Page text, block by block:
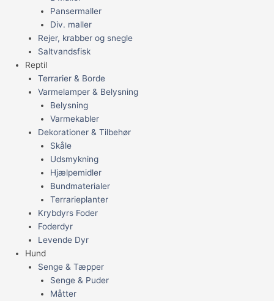
Pansermaller
Div. maller
Rejer, krabber og snegle
Saltvandsfisk
Reptil
Terrarier & Borde
Varmelamper & Belysning
Belysning
Varmekabler
Dekorationer & Tilbehør
Skåle
Udsmykning
Hjælpemidler
Bundmaterialer
Terrarieplanter
Krybdyrs Foder
Foderdyr
Levende Dyr
Hund
Senge & Tæpper
Senge & Puder
Måtter